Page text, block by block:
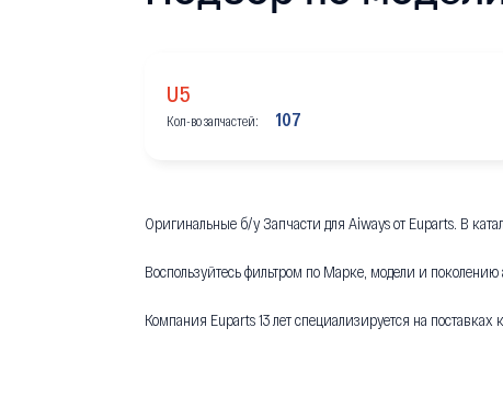
U5
Кол-во запчастей: 107
Оригинальные б/у Запчасти для Aiways от Euparts. В
Воспользуйтесь фильтром по Марке, модели и
Компания Euparts 13 лет специализируется на